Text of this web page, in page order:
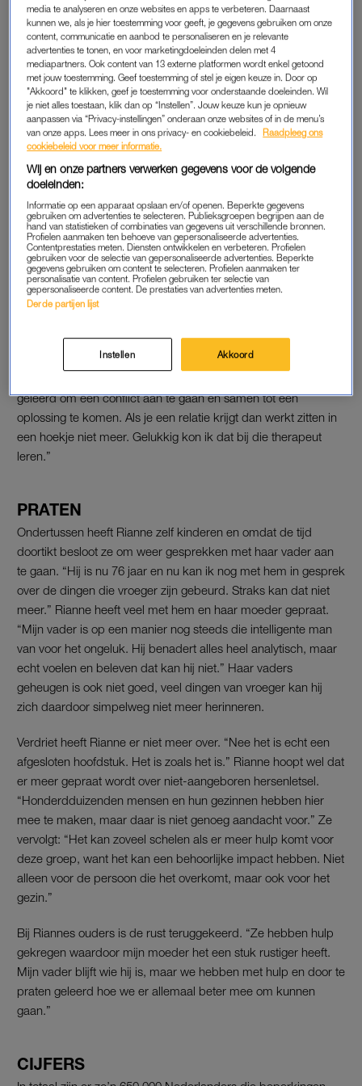
volwassen man die nauwelijks emoties toonde en regelmatig in
woedde uitbarstte.
Een rampjaar volgde voor de moeder van Rianne. “Mijn vader
was amper uit het revalidatiecentrum, toen mijn moeder
zwanger van mij bleek. Toen ze twee maanden zwanger was,
overleed totaal onverwacht mijn broertje van 1,5.” Het gezin
stond daardoor in een overlevingsstand. “Toen ik wat ouder
werd, herinner ik vooral nog goed hoe mijn broer en zus naar
de badkamer renden als mijn vader weer ontzettend boos
werd. Hij werd nooit fysiek, maar ze zochten daar wel een
veilige plek.” Het hersenletsel zorgde ervoor dat Riannes vader
vanuit het niets uit zijn vel kon springen. “Van mijn moeder
moest hij daarna altijd zijn excuses aanbieden, maar daarna
gebeurde het toch weer.”
onzichtbaar te zijn. Ik was stil en teruggetrokken, om maar
geen conflicten te veroorzaken.” Toen ze uit huis ging en haar
geleerd om een conflict aan te gaan en samen tot een
oplossing te komen. Als je een relatie krijgt dan werkt zitten in
een hoekje niet meer. Gelukkig kon ik dat bij die therapeut
leren.”
PRATEN
Ondertussen heeft Rianne zelf kinderen en omdat de tijd
doortikt besloot ze om weer gesprekken met haar vader aan
te gaan. “Hij is nu 76 jaar en nu kan ik nog met hem in gesprek
over de dingen die vroeger zijn gebeurd. Straks kan dat niet
meer.” Rianne heeft veel met hem en haar moeder gepraat.
“Mijn vader is op een manier nog steeds die intelligente man
van voor het ongeluk. Hij benadert alles heel analytisch, maar
echt voelen en beleven dat kan hij niet.” Haar vaders
geheugen is ook niet goed, veel dingen van vroeger kan hij
zich daardoor simpelweg niet meer herinneren.
Verdriet heeft Rianne er niet meer over. “Nee het is echt een
afgesloten hoofdstuk. Het is zoals het is.” Rianne hoopt wel dat
er meer gepraat wordt over niet-aangeboren hersenletsel.
“Honderdduizenden mensen en hun gezinnen hebben hier
mee te maken, maar daar is niet genoeg aandacht voor.” Ze
vervolgt: “Het kan zoveel schelen als er meer hulp komt voor
deze groep, want het kan een behoorlijke impact hebben. Niet
alleen voor de persoon die het overkomt, maar ook voor het
gezin.”
Bij Riannes ouders is de rust teruggekeerd. “Ze hebben hulp
gekregen waardoor mijn moeder het een stuk rustiger heeft.
Mijn vader blijft wie hij is, maar we hebben met hulp en door te
praten geleerd hoe we er allemaal beter mee om kunnen
gaan.”
CIJFERS
media te analyseren en onze websites en apps te verbeteren. Daarnaast
kunnen we, als je hier toestemming voor geeft, je gegevens gebruiken om onze
content, communicatie en aanbod te personaliseren en je relevante
advertenties te tonen, en voor marketingdoeleinden delen met 4
mediapartners. Ook content van 13 externe platformen wordt enkel getoond
met jouw toestemming. Geef toestemming of stel je eigen keuze in. Door op
"Akkoord" te klikken, geef je toestemming voor onderstaande doeleinden. Wil
je niet alles toestaan, klik dan op “Instellen”. Jouw keuze kun je opnieuw
aanpassen via “Privacy-instellingen” onderaan onze websites of in de menu’s
van onze apps. Lees meer in ons privacy- en cookiebeleid.
Raadpleeg ons
cookiebeleid voor meer informatie.
Wij en onze partners verwerken gegevens voor de volgende
doeleinden:
Informatie op een apparaat opslaan en/of openen. Beperkte gegevens
gebruiken om advertenties te selecteren. Publieksgroepen begrijpen aan de
hand van statistieken of combinaties van gegevens uit verschillende bronnen.
Profielen aanmaken ten behoeve van gepersonaliseerde advertenties.
Contentprestaties meten. Diensten ontwikkelen en verbeteren. Profielen
gebruiken voor de selectie van gepersonaliseerde advertenties. Beperkte
gegevens gebruiken om content te selecteren. Profielen aanmaken ter
personalisatie van content. Profielen gebruiken ter selectie van
gepersonaliseerde content. De prestaties van advertenties meten.
Derde partijen lijst
Instellen Akkoord